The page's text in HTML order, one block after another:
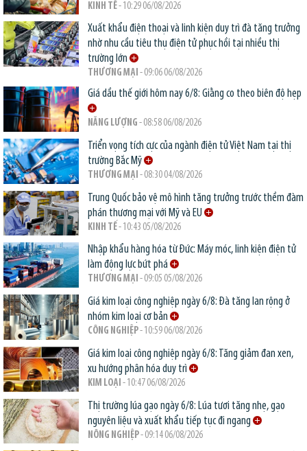
KINH TẾ- 10:29 06/08/2026
Xuất khẩu điện thoại và linh kiện duy trì đà tăng trưởng
nhờ nhu cầu tiêu thụ điện tử phục hồi tại nhiều thị
trường lớn
THƯƠNG MẠI - 09:06 06/08/2026
Giá dầu thế giới hôm nay 6/8: Giằng co theo biên độ hẹp
NĂNG LƯỢNG - 08:58 06/08/2026
Triển vọng tích cực của ngành điện tử Việt Nam tại thị
trường Bắc Mỹ
THƯƠNG MẠI - 08:30 04/08/2026
Trung Quốc bảo vệ mô hình tăng trưởng trước thềm đàm
phán thương mại với Mỹ và EU
KINH TẾ- 10:43 05/08/2026
Nhập khẩu hàng hóa từ Đức: Máy móc, linh kiện điện tử
làm động lực bứt phá
THƯƠNG MẠI - 09:05 05/08/2026
Giá kim loại công nghiệp ngày 6/8: Đà tăng lan rộng ở
nhóm kim loại cơ bản
CÔNG NGHIỆP- 10:59 06/08/2026
Giá kim loại công nghiệp ngày 6/8: Tăng giảm đan xen,
xu hướng phân hóa duy trì
KIM LOẠI - 10:47 06/08/2026
Thị trường lúa gạo ngày 6/8: Lúa tươi tăng nhẹ, gạo
nguyên liệu và xuất khẩu tiếp tục đi ngang
NÔNG NGHIỆP- 09:14 06/08/2026